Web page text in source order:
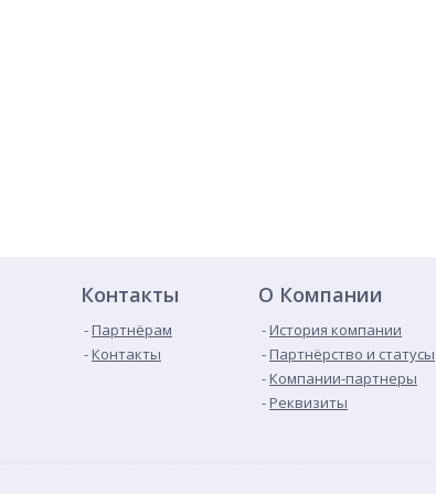
Контакты
Партнёрам
Контакты
О Компании
История компании
Партнёрство и статусы
Компании-партнеры
Реквизиты